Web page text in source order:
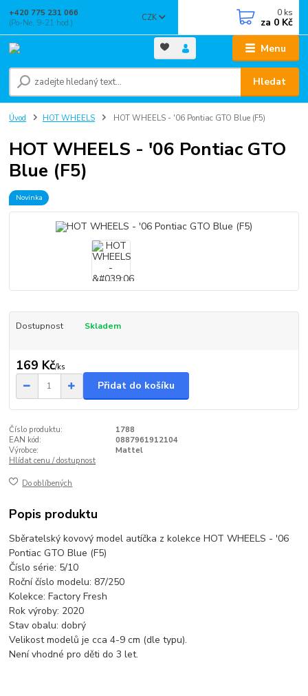
Menu
CZK
Hledat
+420 775 231 066
(Po-Ne, 9-21 hod.)
0 ks
za 0 Kč
Úvod HOT WHEELS HOT WHEELS - '06 Pontiac GTO Blue (F5)
HOT WHEELS - '06 Pontiac GTO
Blue (F5)
Novinka
Dostupnost Skladem
169 Kč/ks
Přidat do košíku
Číslo produktu:
1788
EAN kód:
0887961912104
Výrobce:
Mattel
Hlídat cenu / dostupnost
Do oblíbených
Popis produktu
Sběratelský kovový model autíčka z kolekce HOT WHEELS - '06
Pontiac GTO Blue (F5)
Číslo série: 5/10
Roční číslo modelu: 87/250
Kolekce: Factory Fresh
Rok výroby: 2020
Stav obalu: dobrý
Velikost modelů je cca 4-9 cm (dle typu).
Není vhodné pro děti do 3 let.